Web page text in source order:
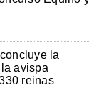
la
avispa
reinas